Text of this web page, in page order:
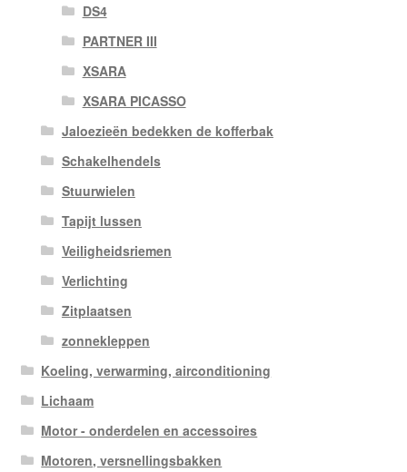
DS4
PARTNER III
XSARA
XSARA PICASSO
Jaloezieën bedekken de kofferbak
Schakelhendels
Stuurwielen
Tapijt lussen
Veiligheidsriemen
Verlichting
Zitplaatsen
zonnekleppen
Koeling, verwarming, airconditioning
Lichaam
Motor - onderdelen en accessoires
Motoren, versnellingsbakken